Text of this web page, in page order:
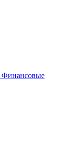
Финансовые